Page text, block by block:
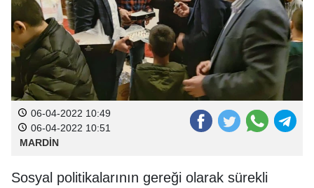
06-04-2022 10:49
06-04-2022 10:51
MARDİN
Sosyal politikalarının gereği olarak sürekli